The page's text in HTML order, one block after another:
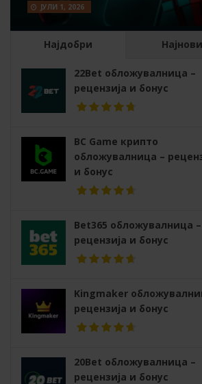
ЈУЛИ 1, 2026
Најдобри Најнови
22Bet обложувалница –
рецензија и бонус
BC Game крипто
обложувалница –
и бонус
Bet365 обложувалница –
рецензија и бонус
Kingmaker
рецензија и бонус
20Bet обложувалница –
рецензија и бонус